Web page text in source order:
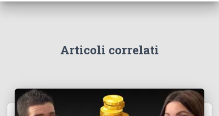
Articoli correlati